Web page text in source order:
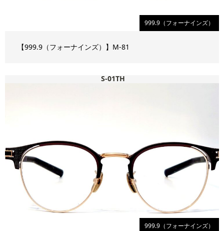
999.9（フォーナインズ）
【999.9（フォーナインズ）】M-81
S-01TH
999.9（フォーナインズ）